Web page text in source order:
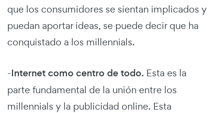
que los consumidores se sientan implicados y
puedan aportar ideas, se puede decir que ha
conquistado a los millennials.
-Internet como centro de todo. Esta es la
parte fundamental de la unión entre los
millennials y la publicidad online. Esta